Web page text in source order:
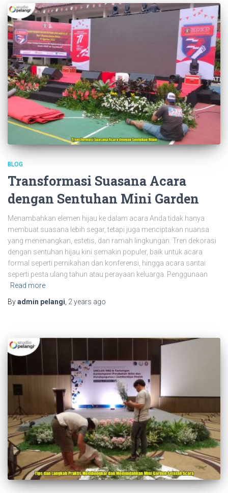
BLOG
Transformasi Suasana Acara
dengan Sentuhan Mini Garden
Menambahkan elemen hijau ke dalam acara Anda tidak hanya
membuat suasana lebih segar, tetapi juga menciptakan nuansa
yang menenangkan, estetis, dan ramah lingkungan. Tren dekorasi
dengan sentuhan hijau kini semakin populer, baik untuk acara
formal seperti pernikahan dan konferensi, hingga acara santai
seperti pesta ulang tahun atau perayaan keluarga. Penggunaan
Read more
Byadmin pelangi, 2 years ago